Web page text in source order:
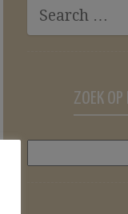
ZOEK